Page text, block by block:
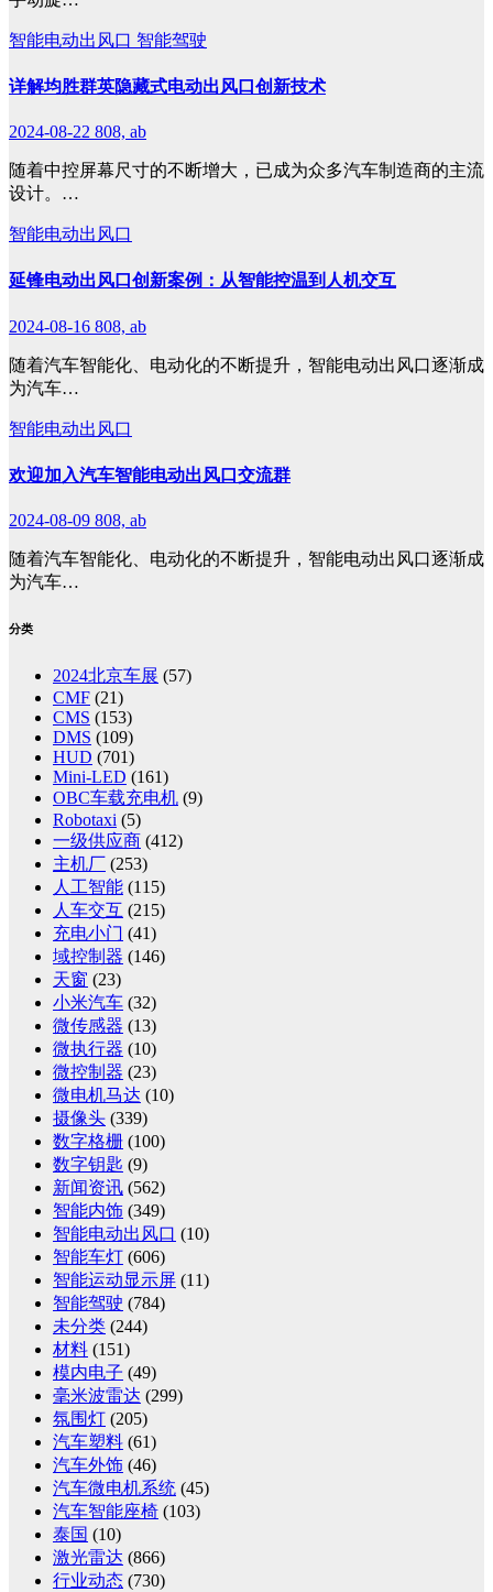
智能电动出风口 智能驾驶
详解均胜群英隐藏式电动出风口创新技术
2024-08-22 808, ab
随着中控屏幕尺寸的不断增大，已成为众多汽车制造商的主流
设计。…
智能电动出风口
延锋电动出风口创新案例：从智能控温到人机交互
2024-08-16 808, ab
随着汽车智能化、电动化的不断提升，智能电动出风口逐渐成
为汽车…
智能电动出风口
欢迎加入汽车智能电动出风口交流群
2024-08-09 808, ab
随着汽车智能化、电动化的不断提升，智能电动出风口逐渐成
为汽车…
分类
2024北京车展 (57)
CMF (21)
CMS (153)
DMS (109)
HUD (701)
Mini-LED (161)
OBC车载充电机 (9)
Robotaxi (5)
一级供应商 (412)
主机厂 (253)
人工智能 (115)
人车交互 (215)
充电小门 (41)
域控制器 (146)
天窗 (23)
小米汽车 (32)
微传感器 (13)
微执行器 (10)
微控制器 (23)
微电机马达 (10)
摄像头 (339)
数字格栅 (100)
数字钥匙 (9)
新闻资讯 (562)
智能内饰 (349)
智能电动出风口 (10)
智能车灯 (606)
智能运动显示屏 (11)
智能驾驶 (784)
未分类 (244)
材料 (151)
模内电子 (49)
毫米波雷达 (299)
氛围灯 (205)
汽车塑料 (61)
汽车外饰 (46)
汽车微电机系统 (45)
汽车智能座椅 (103)
泰国 (10)
激光雷达 (866)
行业动态 (730)